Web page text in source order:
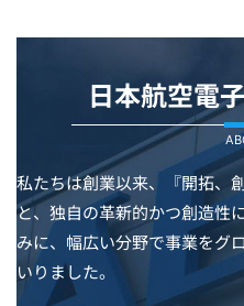
日本航空電
私たちは創業以来、『開拓、
と、独自の革新的かつ創造性
みに、幅広い分野で事業をグ
いりました。